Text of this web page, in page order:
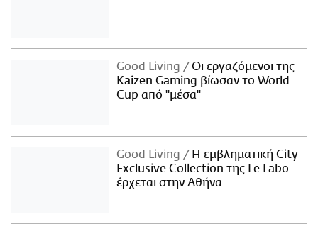
Good Living
Οι εργαζόμενοι της
Kaizen Gaming βίωσαν το World
Cup από "μέσα"
Good Living
Η εμβληματική City
Exclusive Collection της Le Labo
έρχεται στην Αθήνα